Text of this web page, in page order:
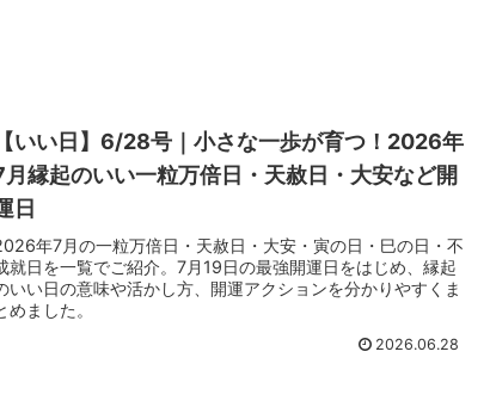
いい日】6/28号｜小さな一歩が育つ！2026年
月縁起のいい一粒万倍日・天赦日・大安など開
日
年7月の一粒万倍日・天赦日・大安・寅の日・巳の日・不
就日を一覧でご紹介。7月19日の最強開運日をはじめ、縁起
いい日の意味や活かし方、開運アクションを分かりやすくま
めました。
2026.06.28